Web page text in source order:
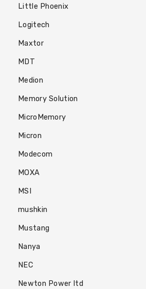
Little Phoenix
Logitech
Maxtor
MDT
Medion
Memory Solution
MicroMemory
Micron
Modecom
MOXA
MSI
mushkin
Mustang
Nanya
NEC
Newton Power ltd